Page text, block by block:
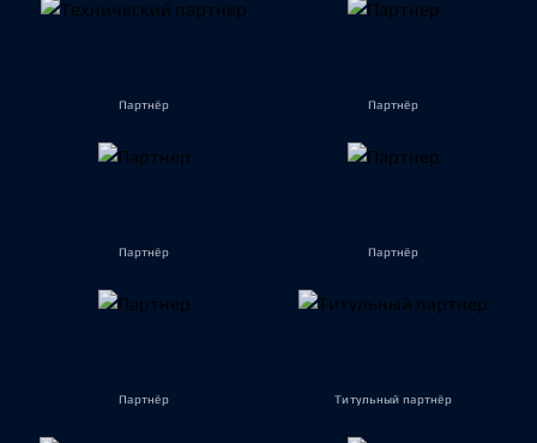
Партнёр Партнёр
Партнёр Партнёр
Партнёр Титульный партнёр